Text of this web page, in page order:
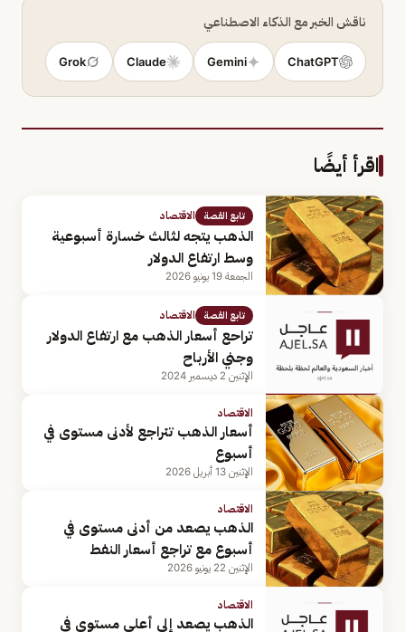
ناقش الخبر مع الذكاء الاصطناعي
ChatGPT
Gemini
Claude
Grok
اقرأ أيضًا
تابع القصة الاقتصاد
الذهب يتجه لثالث خسارة أسبوعية
وسط ارتفاع الدولار
الجمعة 19 يونيو 2026
تابع القصة الاقتصاد
تراحع أسعار الذهب مع ارتفاع الدولار
وجني الأرباح
الإثنين 2 ديسمبر 2024
الاقتصاد
أسعار الذهب تتراجع لأدنى مستوى في
أسبوع
الإثنين 13 أبريل 2026
الاقتصاد
الذهب يصعد من أدنى مستوى في
أسبوع مع تراجع أسعار النفط
الإثنين 22 يونيو 2026
الاقتصاد
الذهب يصعد إلى أعلى مستوى في